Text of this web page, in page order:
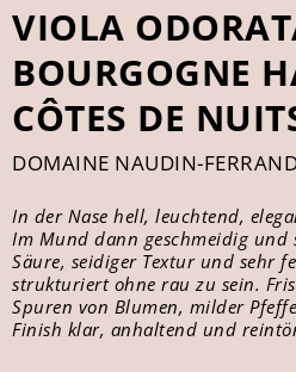
VIOLA
BOURGOGNE
CÔTES DE
DOMAINE NAUDIN-
In der Nase hell, leuchtend,
Im Mund dann geschmeidig
Säure, seidiger Textur und sehr
strukturiert ohne rau zu sein.
Spuren von Blumen, milder
Finish klar, anhaltend und